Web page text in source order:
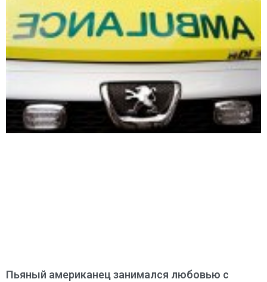
Пьяный американец занимался любовью с